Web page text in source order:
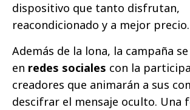
dispositivo que tanto disfrutan,
reacondicionado y a mejor precio.
Además de la lona, la campaña
en redes sociales con la
creadores que animarán a sus
descifrar el mensaje oculto. Una